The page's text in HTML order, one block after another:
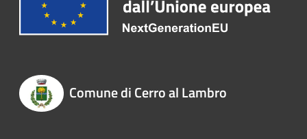
Comune di Cerro al Lambro